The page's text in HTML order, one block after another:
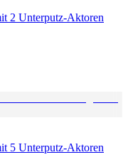
2 Unterputz-Aktoren
5 Unterputz-Aktoren